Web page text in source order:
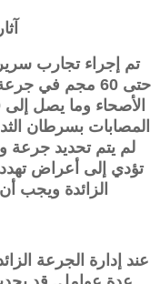
تم إجراء تجارب
حتى 60 مجم في
المصابات بسرطان
لم يتم تحديد
تؤدي إلى أعراض تهدد
الزائدة ويجب
عند إدارة الجرعة